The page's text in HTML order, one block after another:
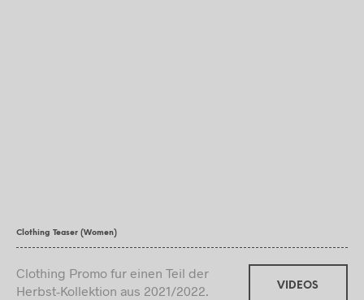
Clothing Teaser (Women)
Clothing Promo fur einen Teil der
Herbst-Kollektion aus 2021/2022.
VIDEOS